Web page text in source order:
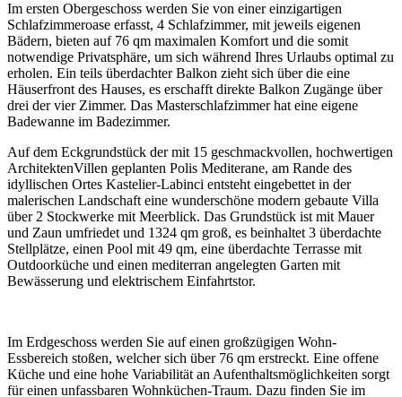
Im ersten Obergeschoss werden Sie von einer einzigartigen
Schlafzimmeroase erfasst, 4 Schlafzimmer, mit jeweils eigenen
Bädern, bieten auf 76 qm maximalen Komfort und die somit
notwendige Privatsphäre, um sich während Ihres Urlaubs optimal zu
erholen. Ein teils überdachter Balkon zieht sich über die eine
Häuserfront des Hauses, es erschafft direkte Balkon Zugänge über
drei der vier Zimmer. Das Masterschlafzimmer hat eine eigene
Badewanne im Badezimmer.
Auf dem Eckgrundstück der mit 15 geschmackvollen, hochwertigen
ArchitektenVillen geplanten Polis Mediterane, am Rande des
idyllischen Ortes Kastelier-Labinci entsteht eingebettet in der
malerischen Landschaft eine wunderschöne modern gebaute Villa
über 2 Stockwerke mit Meerblick. Das Grundstück ist mit Mauer
und Zaun umfriedet und 1324 qm groß, es beinhaltet 3 überdachte
Stellplätze, einen Pool mit 49 qm, eine überdachte Terrasse mit
Outdoorküche und einen mediterran angelegten Garten mit
Bewässerung und elektrischem Einfahrtstor.
Im Erdgeschoss werden Sie auf einen großzügigen Wohn-
Essbereich stoßen, welcher sich über 76 qm erstreckt. Eine offene
Küche und eine hohe Variabilität an Aufenthaltsmöglichkeiten sorgt
für einen unfassbaren Wohnküchen-Traum. Dazu finden Sie im